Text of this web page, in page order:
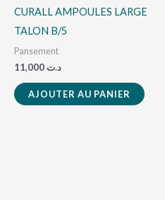
CURALL AMPOULES LARGE
TALON B/5
Pansement
د.ت
AJOUTER AU PANIER